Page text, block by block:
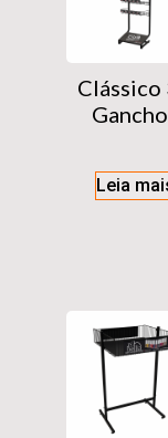
Clássico
Leia